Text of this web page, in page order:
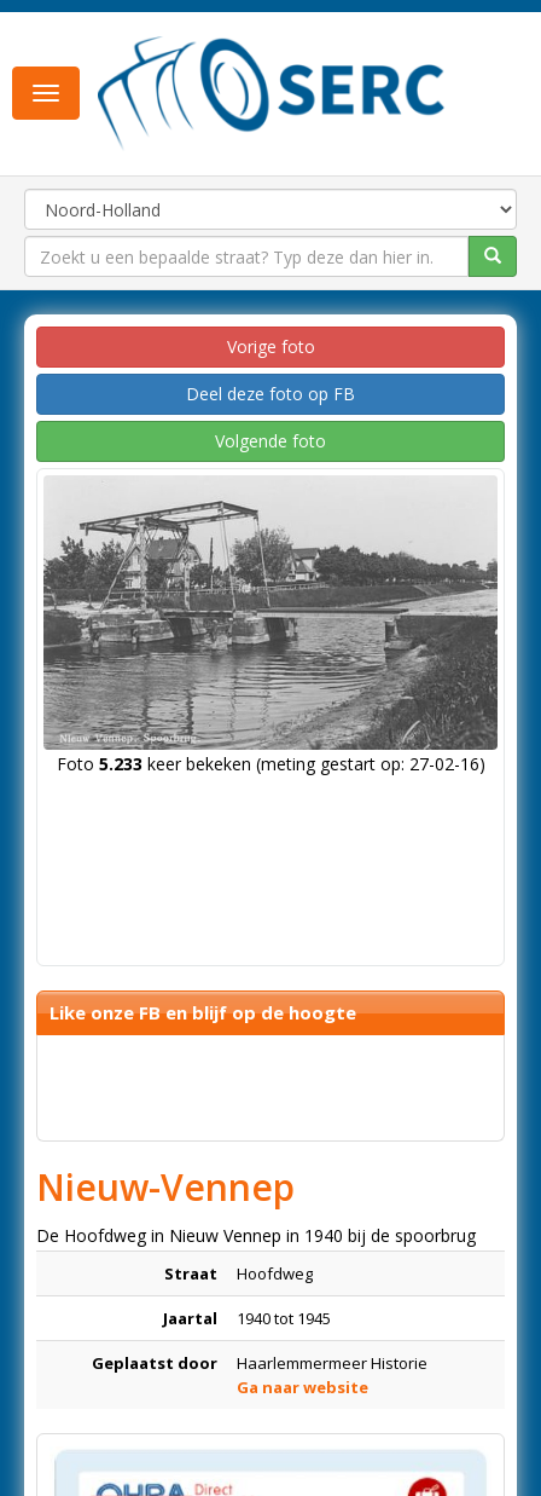
Toggle
navigation
Vorige foto
Deel deze foto op FB
Volgende foto
Foto 5.233 keer bekeken (meting gestart op: 27-02-16)
Like onze FB en blijf op de hoogte
Nieuw-Vennep
De Hoofdweg in Nieuw Vennep in 1940 bij de spoorbrug
Straat Hoofdweg
Jaartal 1940 tot 1945
Geplaatst door
Haarlemmermeer Historie
Ga naar website